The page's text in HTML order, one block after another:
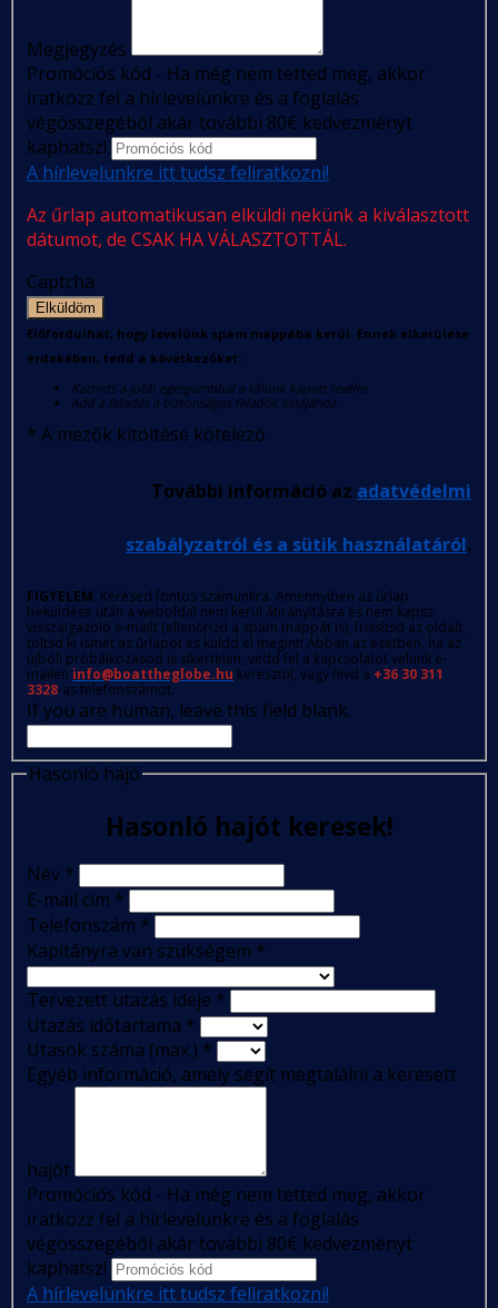
Megjegyzés
Promóciós kód - Ha még nem tetted meg, akkor
iratkozz fel a hírlevelünkre és a foglalás
végösszegéből akár további 80€ kedvezményt
kaphatsz!
A hírlevelünkre itt tudsz feliratkozni!
Az űrlap automatikusan elküldi nekünk a kiválasztott
dátumot, de CSAK HA VÁLASZTOTTÁL.
Captcha
Elküldöm
Előfordulhat, hogy levelünk spam mappába kerül. Ennek elkerülése
érdekében, tedd a következőket:
Kattints a jobb egérgombbal a tőlünk kapott levélre
Add a feladót a biztonságos feladók listájához
* A mezők kitöltése kötelező
További információ az adatvédelmi
szabályzatról és a sütik használatáról.
FIGYELEM: Kérésed fontos számunkra. Amennyiben az űrlap
beküldése után a weboldal nem kerül átirányításra és nem kapsz
visszaigazoló e-mailt (ellenőrizd a spam mappát is), frissítsd az oldalt,
töltsd ki ismét az űrlapot és küldd el megint! Abban az esetben, ha az
újbóli próbálkozásod is sikertelen, vedd fel a kapcsolatot velünk e-
mailen info@boattheglobe.hu keresztül, vagy hívd a +36 30 311
3328-as telefonszámot.
If you are human, leave this field blank.
Hasonló hajó
Hasonló hajót keresek!
Név *
E-mail cím *
Telefonszám *
Kapitányra van szükségem *
Tervezett utazás ideje *
Utazás időtartama *
Utasok száma (max.) *
Egyéb információ, amely segít megtalálni a keresett
hajót
Promóciós kód - Ha még nem tetted meg, akkor
iratkozz fel a hírlevelünkre és a foglalás
végösszegéből akár további 80€ kedvezményt
kaphatsz!
A hírlevelünkre itt tudsz feliratkozni!